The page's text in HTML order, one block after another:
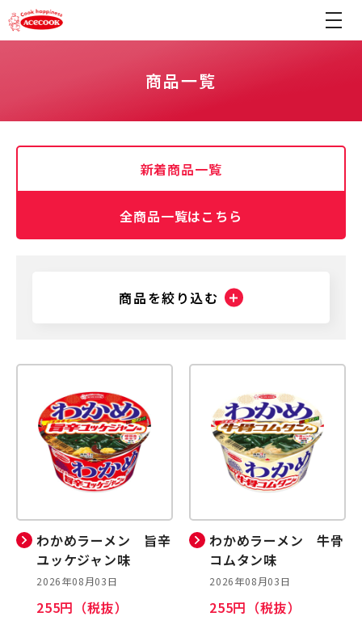
商品一覧
新着商品一覧
全商品一覧はこちら
商品を絞り込む
わかめラーメン 旨辛
ユッケジャン味
2026年08月03日
255円（税抜）
わかめラーメン 牛骨
コムタン味
2026年08月03日
255円（税抜）